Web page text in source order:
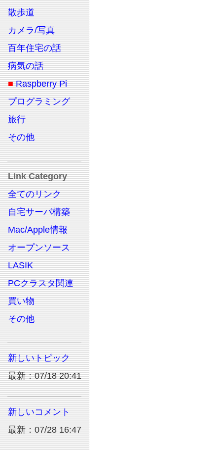
散歩道
カメラ/写真
百年住宅の話
病気の話
■ Raspberry Pi
プログラミング
旅行
その他
Link Category
全てのリンク
自宅サーバ構築
Mac/Apple情報
オープンソース
LASIK
PCクラスタ関連
買い物
その他
新しいトピック
最新：07/18 20:41
新しいコメント
最新：07/28 16:47